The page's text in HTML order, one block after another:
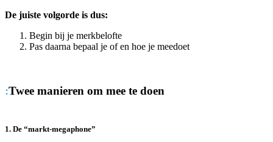
De juiste volgorde is dus:
Begin bij je merkbelofte
Pas daarna bepaal je of en hoe je meedoet
:Twee manieren om mee te doen
1. De “markt-megaphone”